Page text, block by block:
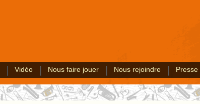
Vidéo Nous faire jouer Nous rejoindre
Presse